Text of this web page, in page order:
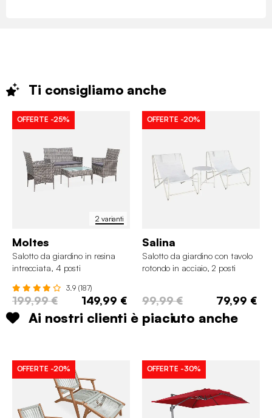
Ti consigliamo anche
2 varianti
OFFERTE -25%
Moltes
Salotto da giardino in resina
intrecciata, 4 posti
3.9 (187)
199,99 € 149,99 €
OFFERTE -20%
Salina
Salotto da giardino con tavolo
rotondo in acciaio, 2 posti
99,99 € 79,99 €
Ai nostri clienti è piaciuto anche
OFFERTE -20% OFFERTE -30%